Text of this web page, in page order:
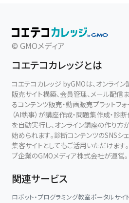
© GMOメディア
コエテコカレッジとは
コエテコカレッジ byGMOは、オンライ
販売サイト構築、会員管理、メール配信
るコンテンツ販売・動画販売プラットフ
（AI執事）が講座作成・問題集作成・診
を自動実行し、オンライン講座の作り方
始められます。診断コンテンツのSNSシ
集客サイトとしてもご活用いただけます
プ企業のGMOメディア株式会社が運営。
関連サービス
ロボット・プログラミング教室ポータルサイ